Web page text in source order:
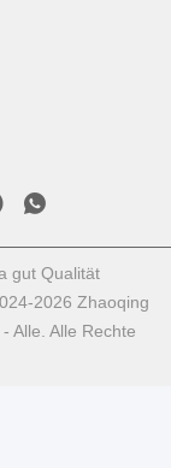
gut Qualität
2026 Zhaoqing
Alle. Alle Rechte